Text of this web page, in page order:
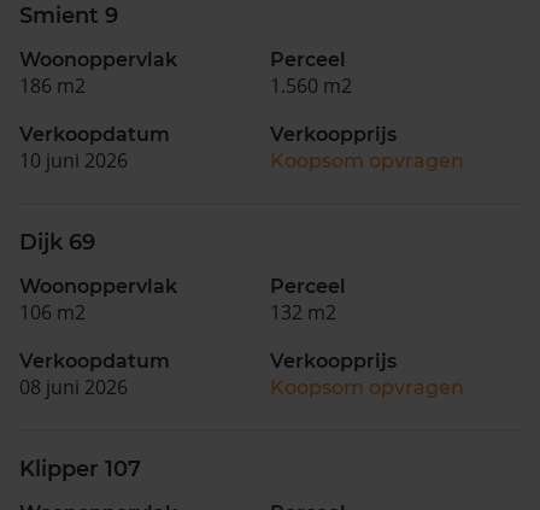
Smient 9
Woonoppervlak
186 m2
Perceel
1.560 m2
Verkoopdatum
10 juni 2026
Verkoopprijs
Koopsom opvragen
Dijk 69
Woonoppervlak
106 m2
Perceel
132 m2
Verkoopdatum
08 juni 2026
Verkoopprijs
Koopsom opvragen
Klipper 107